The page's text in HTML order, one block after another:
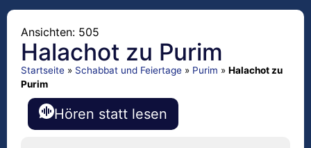
Ansichten: 505
Halachot zu Purim
Startseite » Schabbat und Feiertage » Purim » Halachot zu
Purim
Hören statt lesen